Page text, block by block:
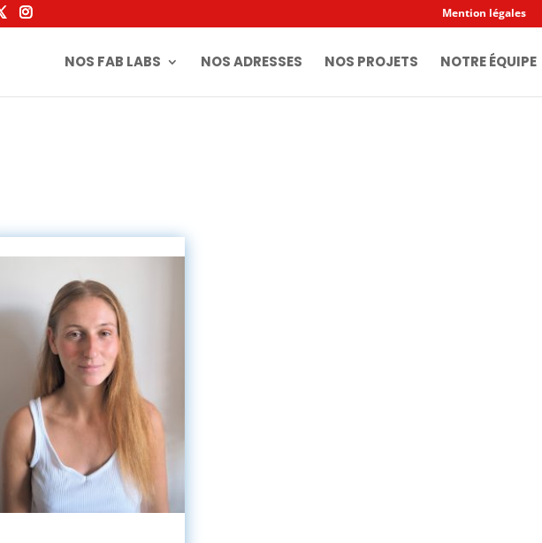
Mention légales
NOS FAB LABS NOS ADRESSES NOS PROJETS NOTRE ÉQUIPE